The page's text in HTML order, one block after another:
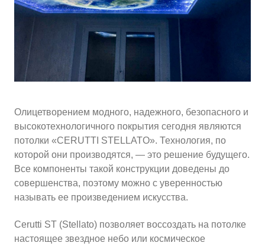
Подобрать исполнителя
Олицетворением модного, надежного, безопасного и
высокотехнологичного покрытия сегодня являются
потолки «CERUTTI STELLATO». Технология, по
которой они производятся, — это решение будущего.
Все компоненты такой конструкции доведены до
совершенства, поэтому можно с уверенностью
называть ее произведением искусства.
Cerutti ST (Stellato) позволяет воссоздать на потолке
настоящее звездное небо или космическое